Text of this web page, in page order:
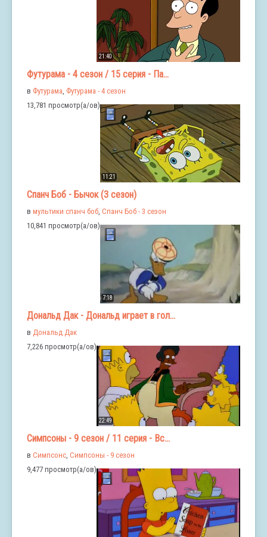
21:40
Футурама - 4 сезон / 15 серия - Па...
в Футурама Футурама - 4 сезон
13,781 просмотр(а/ов)
11:21
Спанч Боб - Бычок (3 сезон)
в мультики спанч боб, Спанч Боб - 3 сезон
10,841 просмотр(а/ов)
7:18
Дональд Дак - Дональд играет в гол...
в Дональд Дак
7,226 просмотр(а/ов)
22:49
Симпсоны - 9 сезон / 11 серия - Вс...
в Симпсонс Симпсоны - 9 сезон
9,477 просмотр(а/ов)